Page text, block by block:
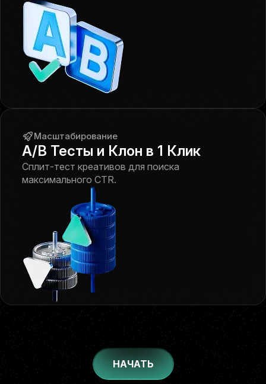
Масштабирование
A/B Тесты и Клон в 1 Клик
Сплит-тест креативов для поиска
максимального CTR.
НАЧАТЬ